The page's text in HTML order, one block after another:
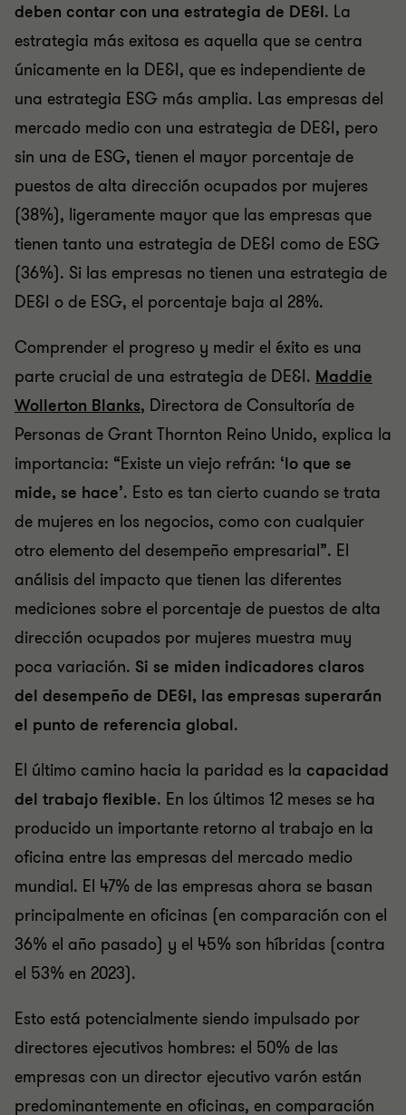
deben contar con una estrategia de DE&I. La
estrategia más exitosa es aquella que se centra
únicamente en la DE&I, que es independiente de
una estrategia ESG más amplia. Las empresas del
mercado medio con una estrategia de DE&I, pero
sin una de ESG, tienen el mayor porcentaje de
puestos de alta dirección ocupados por mujeres
(38%), ligeramente mayor que las empresas que
tienen tanto una estrategia de DE&I como de ESG
(36%). Si las empresas no tienen una estrategia de
DE&I o de ESG, el porcentaje baja al 28%.
Comprender el progreso y medir el éxito es una
parte crucial de una estrategia de DE&I. Maddie
Wollerton Blanks, Directora de Consultoría de
Personas de Grant Thornton Reino Unido, explica la
importancia: “Existe un viejo refrán: ‘lo que se
mide, se hace’. Esto es tan cierto cuando se trata
de mujeres en los negocios, como con cualquier
otro elemento del desempeño empresarial”. El
análisis del impacto que tienen las diferentes
mediciones sobre el porcentaje de puestos de alta
dirección ocupados por mujeres muestra muy
poca variación. Si se miden indicadores claros
del desempeño de DE&I, las empresas superarán
el punto de referencia global.
El último camino hacia la paridad es la capacidad
del trabajo flexible. En los últimos 12 meses se ha
producido un importante retorno al trabajo en la
oficina entre las empresas del mercado medio
mundial. El 47% de las empresas ahora se basan
principalmente en oficinas (en comparación con el
36% el año pasado) y el 45% son híbridas (contra
el 53% en 2023).
Esto está potencialmente siendo impulsado por
directores ejecutivos hombres: el 50% de las
empresas con un director ejecutivo varón están
predominantemente en oficinas, en comparación